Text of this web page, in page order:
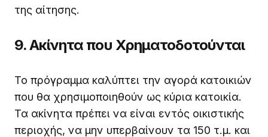
της αίτησης.
9. Ακίνητα που Χρηματοδοτούνται
Το πρόγραμμα καλύπτει την αγορά κατοικιών
που θα χρησιμοποιηθούν ως κύρια κατοικία.
Τα ακίνητα πρέπει να είναι εντός οικιστικής
περιοχής, να μην υπερβαίνουν τα 150 τ.μ. και